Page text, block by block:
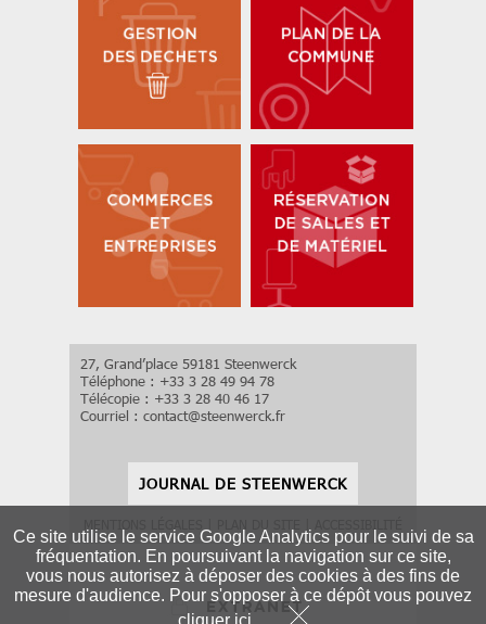
Ce site utilise le service Google Analytics pour le suivi de sa
fréquentation. En poursuivant la navigation sur ce site,
vous nous autorisez à déposer des cookies à des fins de
mesure d'audience. Pour s'opposer à ce dépôt vous pouvez
cliquer ici
27, Grand’place 59181 Steenwerck
Téléphone : +33 3 28 49 94 78
Télécopie : +33 3 28 40 46 17
Courriel : contact@steenwerck.fr
JOURNAL DE STEENWERCK